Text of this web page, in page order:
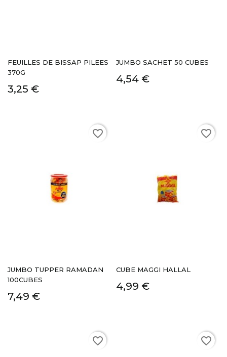
FEUILLES DE BISSAP PILEES
370G
3,25 €
JUMBO SACHET 50 CUBES
4,54 €
JUMBO TUPPER RAMADAN
100CUBES
7,49 €
favorite_border
CUBE MAGGI HALLAL
4,99 €
favorite_border
favorite_border favorite_border